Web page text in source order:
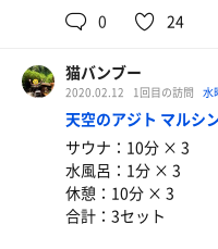
0
24
猫バンブー
2020.02.12 1回目の訪問 水
天空のアジト マルシ
サウナ：10分 × 3
水風呂：1分 × 3
休憩：10分 × 3
合計：3セット